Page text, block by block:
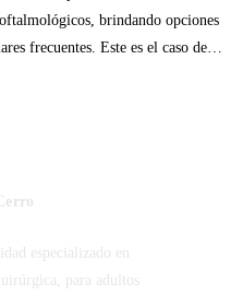
brindando opciones
frecuentes. Este es el caso de…
especializado en
para adultos